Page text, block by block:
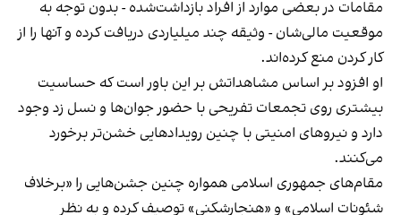
مقامات در بعضی موارد از افراد بازداشت‌‌شده - بدون توجه به
موقعیت مالی‌شان - وثیقه چند میلیاردی دریافت کرده و آنها را از
کار کردن منع کرده‌اند.
او افزود بر اساس مشاهداتش بر این باور است که حساسیت
بیشتری روی تجمعات تفریحی با حضور جوان‌ها و نسل زد وجود
دارد و نیروهای امنیتی با چنین رویدادهایی خشن‌تر برخورد
می‌کنند.
مقام‌های جمهوری اسلامی همواره چنین جشن‌هایی را «برخلاف
شئونات اسلامی» و «هنجارشکنی» توصیف کرده و به نظر